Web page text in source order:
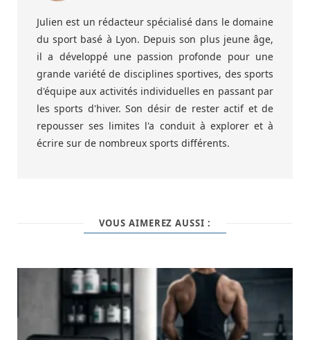
Julien est un rédacteur spécialisé dans le domaine
du sport basé à Lyon. Depuis son plus jeune âge,
il a développé une passion profonde pour une
grande variété de disciplines sportives, des sports
d'équipe aux activités individuelles en passant par
les sports d'hiver. Son désir de rester actif et de
repousser ses limites l'a conduit à explorer et à
écrire sur de nombreux sports différents.
VOUS AIMEREZ AUSSI :